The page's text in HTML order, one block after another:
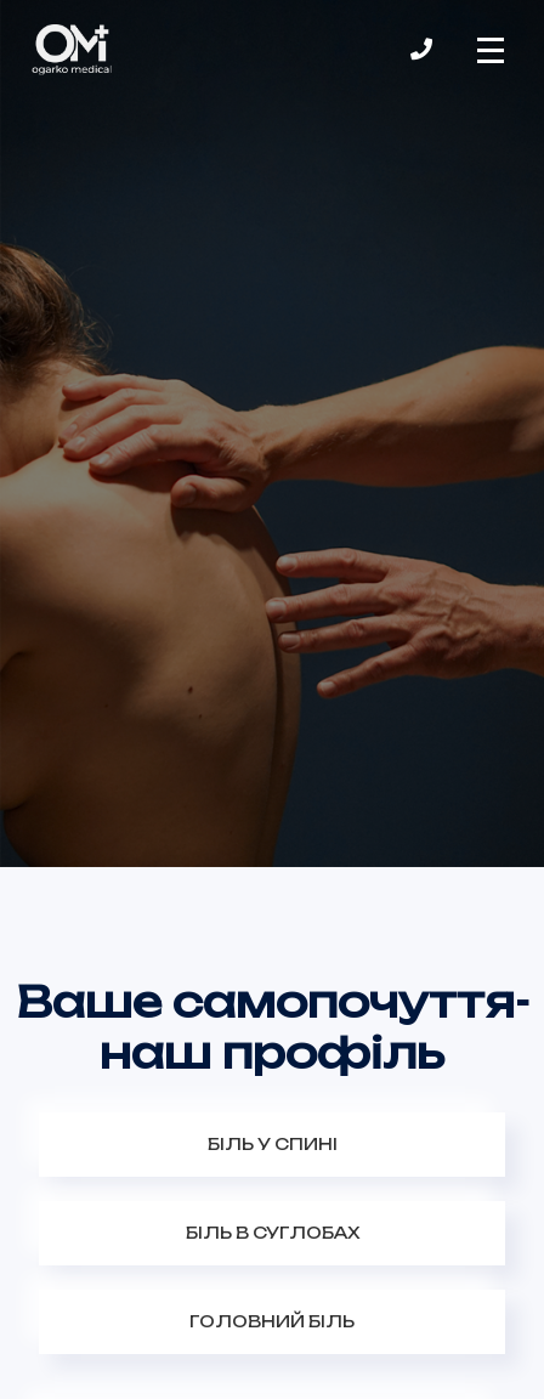
Ваше самопочуття-
наш профіль
БІЛЬ У СПИНІ
БІЛЬ В СУГЛОБАХ
ГОЛОВНИЙ БІЛЬ